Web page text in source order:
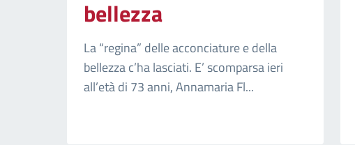
bellezza
La “regina” delle acconciature e della
bellezza c’ha lasciati. E’ scomparsa ieri
all’età di 73 anni, Annamaria Fl...